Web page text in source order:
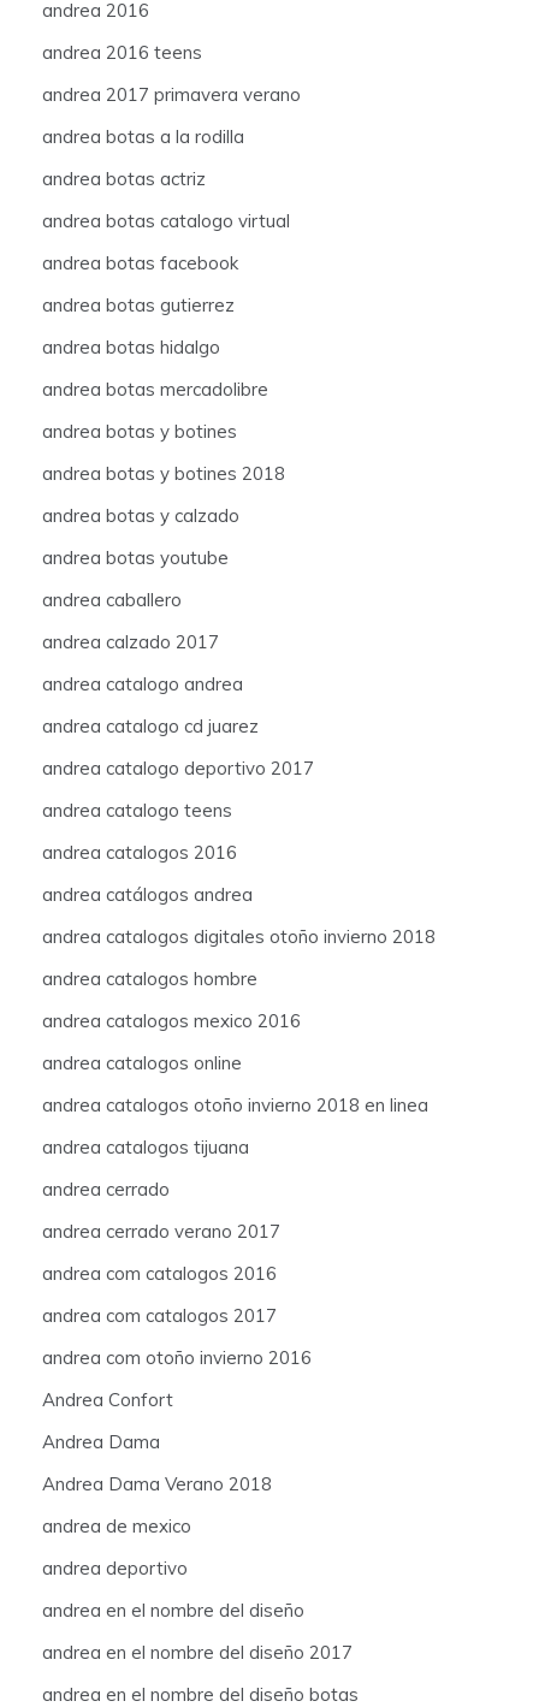
andrea 2016
andrea 2016 teens
andrea 2017 primavera verano
andrea botas a la rodilla
andrea botas actriz
andrea botas catalogo virtual
andrea botas facebook
andrea botas gutierrez
andrea botas hidalgo
andrea botas mercadolibre
andrea botas y botines
andrea botas y botines 2018
andrea botas y calzado
andrea botas youtube
andrea caballero
andrea calzado 2017
andrea catalogo andrea
andrea catalogo cd juarez
andrea catalogo deportivo 2017
andrea catalogo teens
andrea catalogos 2016
andrea catálogos andrea
andrea catalogos digitales otoño invierno 2018
andrea catalogos hombre
andrea catalogos mexico 2016
andrea catalogos online
andrea catalogos otoño invierno 2018 en linea
andrea catalogos tijuana
andrea cerrado
andrea cerrado verano 2017
andrea com catalogos 2016
andrea com catalogos 2017
andrea com otoño invierno 2016
Andrea Confort
Andrea Dama
Andrea Dama Verano 2018
andrea de mexico
andrea deportivo
andrea en el nombre del diseño
andrea en el nombre del diseño 2017
andrea en el nombre del diseño botas